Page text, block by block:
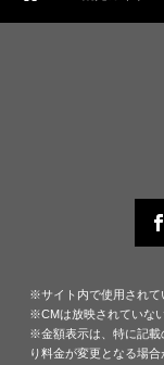
※サイト内で使用されて
※CMは放映されていな
※金額表示は、特に記載
り料金が変更となる場合